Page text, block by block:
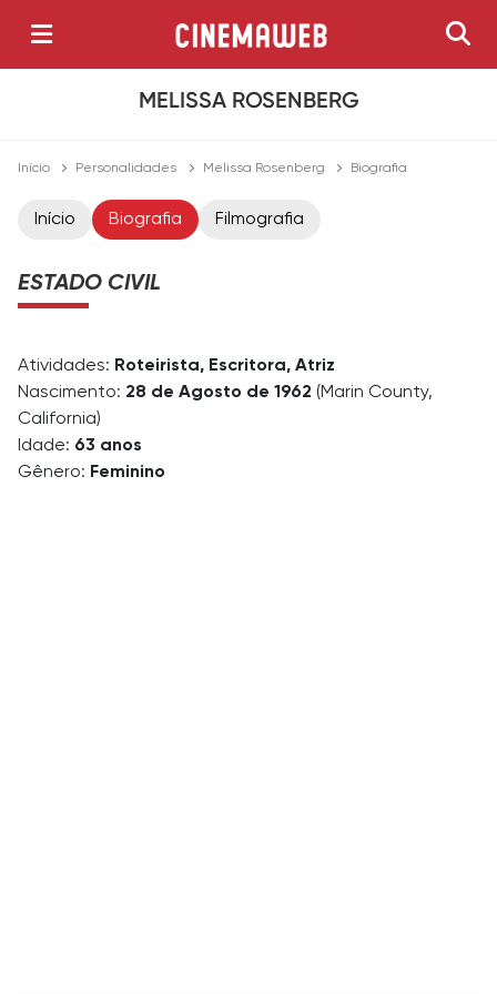
MELISSA ROSENBERG
Início Personalidades Melissa Rosenberg Biografia
Início Biografia Filmografia
ESTADO CIVIL
Atividades: Roteirista, Escritora, Atriz
Nascimento: 28 de Agosto de 1962 (Marin County,
California)
Idade: 63 anos
Gênero: Feminino